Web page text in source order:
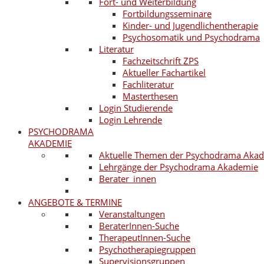
Fortbildungsseminare
Kinder- und Jugendlichentherapie
Psychosomatik und Psychodrama
Literatur
Fachzeitschrift ZPS
Aktueller Fachartikel
Fachliteratur
Masterthesen
Login Studierende
Login Lehrende
PSYCHODRAMA
AKADEMIE
Aktuelle Themen der Psychodrama
Lehrgänge der Psychodrama Akademie
Berater_innen
ANGEBOTE & TERMINE
Veranstaltungen
BeraterInnen-Suche
TherapeutInnen-Suche
Psychotherapiegruppen
Supervisionsgruppen